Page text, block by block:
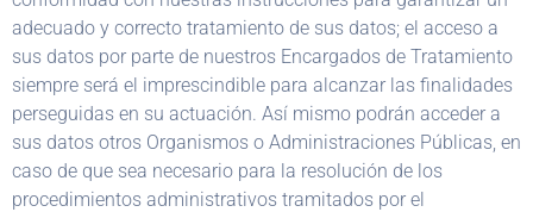
adecuado y correcto tratamiento de sus datos; el acceso a
sus datos por parte de nuestros Encargados de Tratamiento
siempre será el imprescindible para alcanzar las finalidades
perseguidas en su actuación. Así mismo podrán acceder a
sus datos otros Organismos o Administraciones Públicas, en
caso de que sea necesario para la resolución de los
procedimientos administrativos tramitados por el